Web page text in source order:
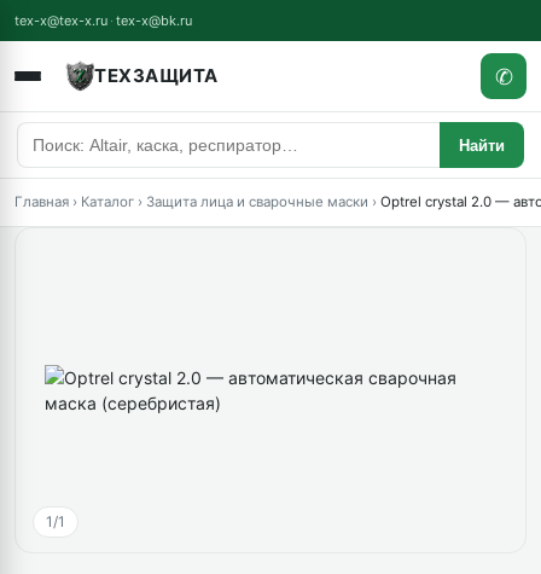
tex-x@tex-x.ru · tex-x@bk.ru
ТЕХЗАЩИТА ✆
Найти
Главная › Каталог › Защита лица и сварочные маски › Optrel crystal 2.0 —
1/1